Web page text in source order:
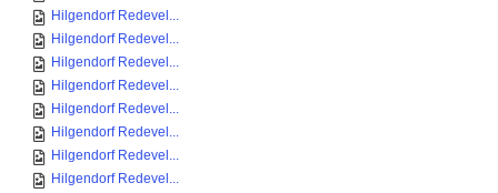
Hilgendorf Redevel...
Hilgendorf Redevel...
Hilgendorf Redevel...
Hilgendorf Redevel...
Hilgendorf Redevel...
Hilgendorf Redevel...
Hilgendorf Redevel...
Hilgendorf Redevel...